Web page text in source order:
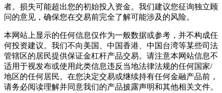
者。损失可能超出您的初始投入资金。我们建议您征询独立顾
问的意见，确保您在交易前完全了解可能涉及的风险。
本网站上显示的任何信息仅作为一般数据或参考，并不构成任
何投资建议。我们不向美国、中国香港、中国台湾等某些司法
管辖区的居民提供保证金杠杆产品交易。请注意本网站信息不
适用于视发布或使用此类信息违反当地法律法规的任何国家/
地区的任何居民。在您决定交易或继续持有任何金融产品前，
请务必阅读理解并同意我们的产品披露声明和其他相关文件。